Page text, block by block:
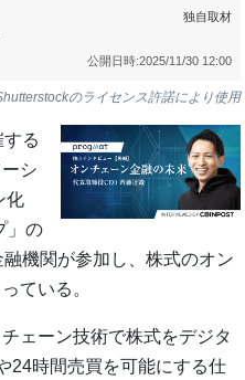
独自取材
公開日時:2025/11/30 12:00
のライセンス許諾により使用
る
シ
化
」の
機関が参加し、株式のオン
ている。
ェーン技術で株式をデジタ
24時間売買を可能にする仕